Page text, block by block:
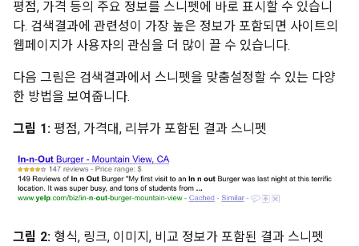
평점, 가격 등의 주요 정보를 스니펫에 바로 표시할 수 있습니
다. 검색결과에 관련성이 가장 높은 정보가 포함되면 사이트의
웹페이지가 사용자의 관심을 더 많이 끌 수 있습니다.
다음 그림은 검색결과에서 스니펫을 맞춤설정할 수 있는 다양
한 방법을 보여줍니다.
그림 1: 평점, 가격대, 리뷰가 포함된 결과 스니펫
그림 2: 형식, 링크, 이미지, 비교 정보가 포함된 결과 스니펫